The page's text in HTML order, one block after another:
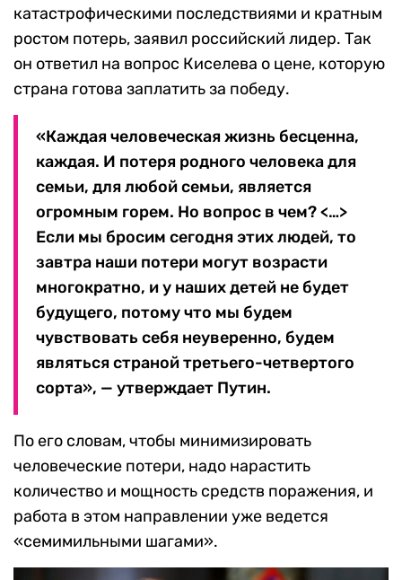
катастрофическими последствиями и кратным
ростом потерь, заявил российский лидер. Так
он ответил на вопрос Киселева о цене, которую
страна готова заплатить за победу.
«Каждая человеческая жизнь бесценна,
каждая. И потеря родного человека для
семьи, для любой семьи, является
огромным горем. Но вопрос в чем? <…>
Если мы бросим сегодня этих людей, то
завтра наши потери могут возрасти
многократно, и у наших детей не будет
будущего, потому что мы будем
чувствовать себя неуверенно, будем
являться страной третьего-четвертого
сорта», — утверждает Путин.
По его словам, чтобы минимизировать
человеческие потери, надо нарастить
количество и мощность средств поражения, и
работа в этом направлении уже ведется
«семимильными шагами».